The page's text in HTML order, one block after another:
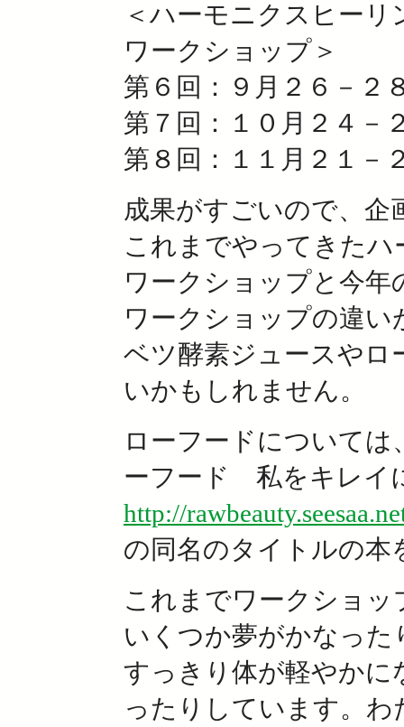
＜ハーモニクスヒー
ワークショップ＞
第６回：９月２６－２
第７回：１０月２４－
第８回：１１月２１－
成果がすごいので、企
これまでやってきた
ワークショップと今
ワークショップの違
ベツ酵素ジュースやロ
いかもしれません。
ローフードについて
ーフード 私をキレイ
http://
の同名のタイトルの本
これまでワークショ
いくつか夢がかなった
すっきり体が軽やか
ったりしています。